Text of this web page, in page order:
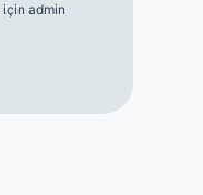
için admin